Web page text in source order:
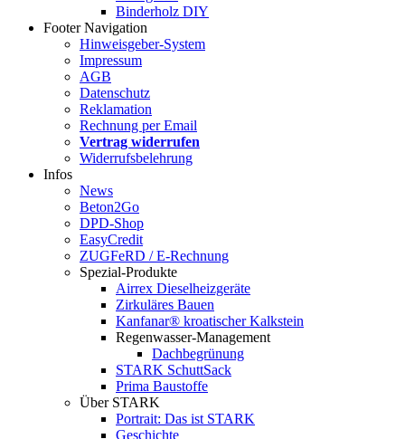
Binderholz DIY
Footer Navigation
Hinweisgeber-System
Impressum
AGB
Datenschutz
Reklamation
Rechnung per Email
Vertrag widerrufen
Widerrufsbelehrung
Infos
News
Beton2Go
DPD-Shop
EasyCredit
ZUGFeRD / E-Rechnung
Spezial-Produkte
Airrex Dieselheizgeräte
Zirkuläres Bauen
Kanfanar® kroatischer Kalkstein
Regenwasser-Management
Dachbegrünung
STARK SchuttSack
Prima Baustoffe
Über STARK
Portrait: Das ist STARK
Geschichte